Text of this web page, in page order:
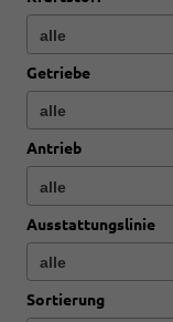
Getriebe
Antrieb
Ausstattungslinie
Sortierung